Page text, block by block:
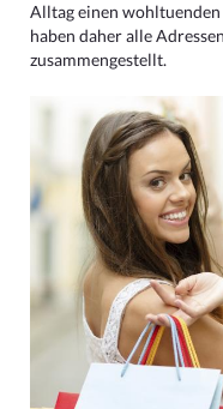
Alltag einen
haben daher alle
zusammengestellt.